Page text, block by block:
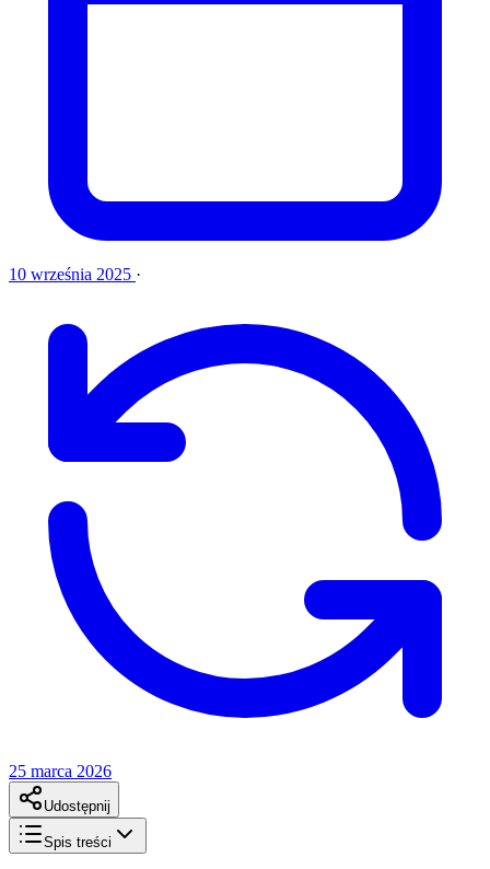
10 września 2025 ·
25 marca 2026
Udostępnij
Spis treści